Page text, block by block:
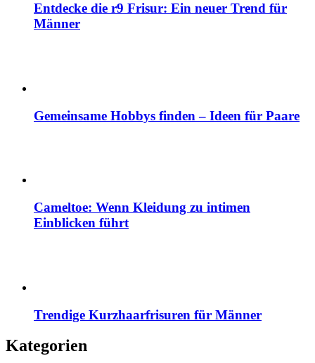
Entdecke die r9 Frisur: Ein neuer Trend für
Männer
Gemeinsame Hobbys finden – Ideen für Paare
Cameltoe: Wenn Kleidung zu intimen
Einblicken führt
Trendige Kurzhaarfrisuren für Männer
Kategorien